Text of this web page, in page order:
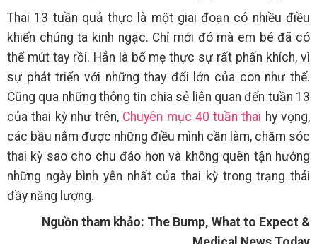
Thai 13 tuần quả thực là một giai đoạn có nhiều điều
khiến chúng ta kinh ngạc. Chỉ mới đó mà em bé đã có
thể mút tay rồi. Hẳn là bố mẹ thực sự rất phấn khích, vì
sự phát triển với những thay đổi lớn của con như thế.
Cũng qua những thông tin chia sẻ liên quan đến tuần 13
của thai kỳ như trên, Chuyên mục 40 tuần thai hy vọng,
các bầu nắm được những điều mình cần làm, chăm sóc
thai kỳ sao cho chu đáo hơn và không quên tận hưởng
những ngày bình yên nhất của thai kỳ trong trạng thái
đầy năng lượng.
Nguồn tham khảo: The Bump, What to Expect &